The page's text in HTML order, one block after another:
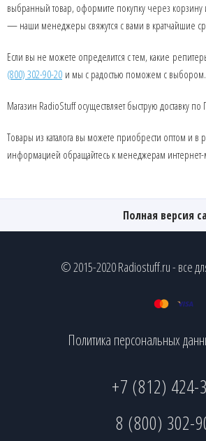
выбранный товар, оформите покупку через корзину
— наши менеджеры свяжутся с вами в кратчайшие
Если вы не можете определится с тем, какие
(800) 302-90-20 и мы с радостью поможем с выбором.
Магазин RadioStuff осуществляет быструю доставку
Товары из каталога вы можете приобрести оптом и в
информацией обращайтесь к менеджерам интернет-
Полная версия
© 2015-2020 Radiostuff.ru - все
Политика персональных
+7 (812) 424-
8 (800) 302-